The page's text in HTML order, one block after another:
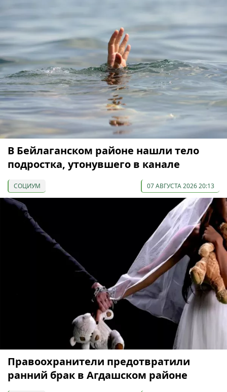
В Бейлаганском районе нашли тело
подростка, утонувшего в канале
СОЦИУМ 07 АВГУСТА 2026 20:13
Правоохранители предотвратили
ранний брак в Агдашском районе